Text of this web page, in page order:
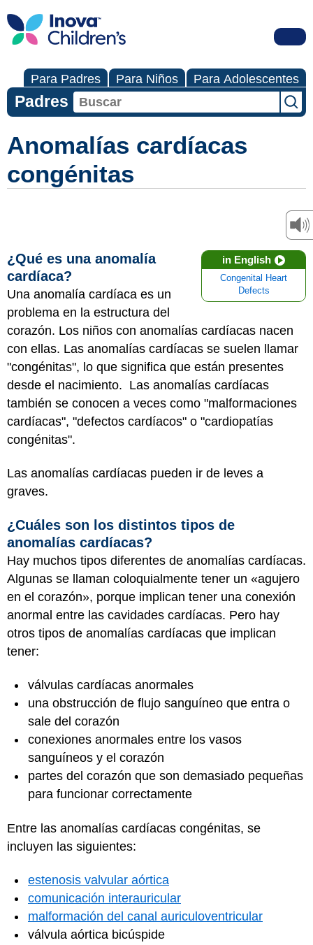
Para Padres Para Niños Para Adolescentes
Padres
Anomalías cardíacas
congénitas
in English
Congenital Heart
Defects
¿Qué es una anomalía
cardíaca?
Una anomalía cardíaca es un
problema en la estructura del
corazón. Los niños con anomalías cardíacas nacen
con ellas. Las anomalías cardíacas se suelen llamar
"congénitas", lo que significa que están presentes
desde el nacimiento. Las anomalías cardíacas
también se conocen a veces como "malformaciones
cardíacas", "defectos cardíacos" o "cardiopatías
congénitas".
Las anomalías cardíacas pueden ir de leves a
graves.
¿Cuáles son los distintos tipos de
anomalías cardíacas?
Hay muchos tipos diferentes de anomalías cardíacas.
Algunas se llaman coloquialmente tener un «agujero
en el corazón», porque implican tener una conexión
anormal entre las cavidades cardíacas. Pero hay
otros tipos de anomalías cardíacas que implican
tener:
válvulas cardíacas anormales
una obstrucción de flujo sanguíneo que entra o
sale del corazón
conexiones anormales entre los vasos
sanguíneos y el corazón
partes del corazón que son demasiado pequeñas
para funcionar correctamente
Entre las anomalías cardíacas congénitas, se
incluyen las siguientes:
estenosis valvular aórtica
comunicación interauricular
malformación del canal auriculoventricular
válvula aórtica bicúspide